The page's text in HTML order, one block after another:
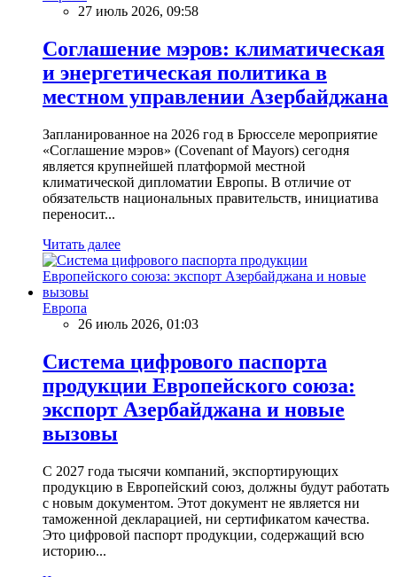
27 июль 2026, 09:58
Соглашение мэров: климатическая
и энергетическая политика в
местном управлении Азербайджана
Запланированное на 2026 год в Брюсселе мероприятие
«Соглашение мэров» (Covenant of Mayors) сегодня
является крупнейшей платформой местной
климатической дипломатии Европы. В отличие от
обязательств национальных правительств, инициатива
переносит...
Читать далее
Европа
26 июль 2026, 01:03
Система цифрового паспорта
продукции Европейского союза:
экспорт Азербайджана и новые
вызовы
С 2027 года тысячи компаний, экспортирующих
продукцию в Европейский союз, должны будут работать
с новым документом. Этот документ не является ни
таможенной декларацией, ни сертификатом качества.
Это цифровой паспорт продукции, содержащий всю
историю...